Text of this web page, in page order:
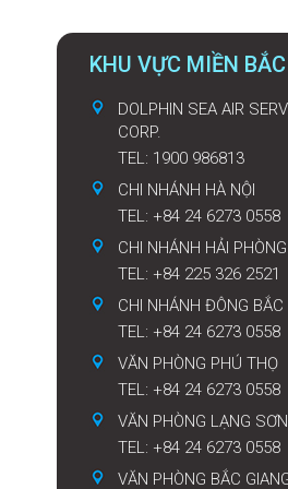
KHU VỰC MIỀN BẮC
DOLPHIN SEA AIR
CORP.
TEL: 1900 986813
CHI NHÁNH HÀ NỘI
TEL: +84 24 6273 0558
CHI NHÁNH HẢI PHÒNG
TEL: +84 225 326 2521
CHI NHÁNH ĐÔNG BẮC
TEL: +84 24 6273 0558
VĂN PHÒNG PHÚ THỌ
TEL: +84 24 6273 0558
VĂN PHÒNG LẠNG SƠN
TEL: +84 24 6273 0558
VĂN PHÒNG BẮC